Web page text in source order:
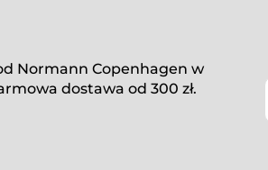
Normann Copenhagen w
dostawa od 300 zł.